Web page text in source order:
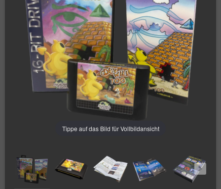
Tippe auf das Bild für Vollbildansicht